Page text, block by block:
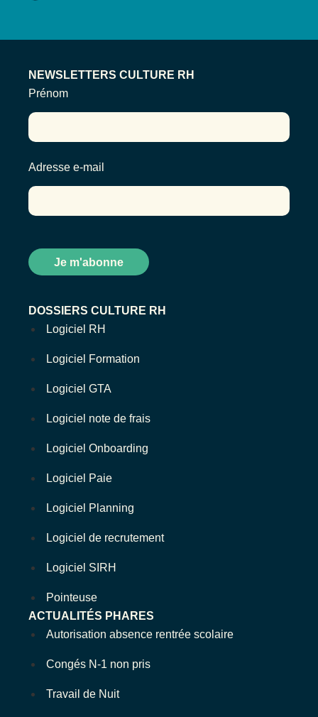
DOSSIERS CULTURE RH
Logiciel RH
Logiciel Formation
Logiciel GTA
Logiciel note de frais
Logiciel Onboarding
Logiciel Paie
Logiciel Planning
Logiciel de recrutement
Logiciel SIRH
Pointeuse
ACTUALITÉS PHARES
Autorisation absence rentrée scolaire
Congés N-1 non pris
Travail de Nuit
NEWSLETTERS CULTURE RH
Prénom
Adresse e-mail